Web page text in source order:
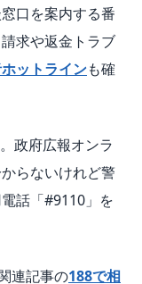
口を案内する番
求や返金トラブ
ットラインも確
政府広報オンラ
らないけれど警
話「#9110」を
連記事の188で相